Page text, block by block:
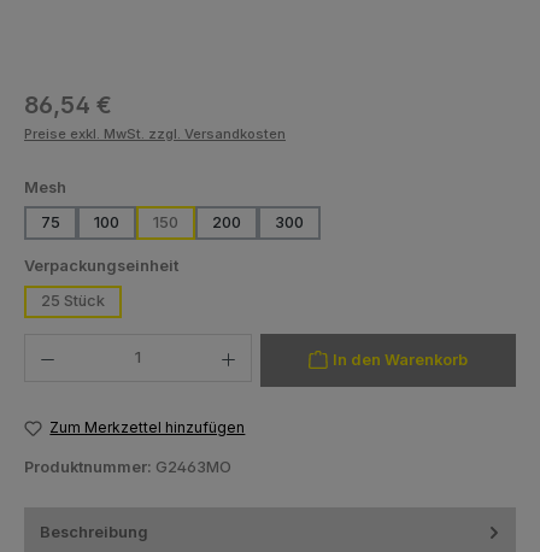
Regulärer Preis:
86,54 €
Preise exkl. MwSt. zzgl. Versandkosten
Mesh
75
100 150 200 300
Verpackungseinheitauswählen
25 Stück
In den Warenkorb
Zum Merkzettel hinzufügen
Produktnummer: G2463MO
Beschreibung